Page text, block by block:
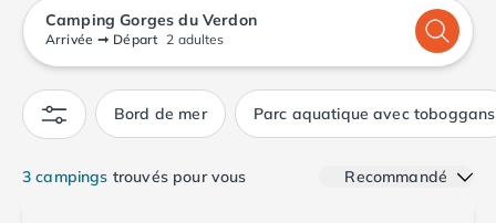
Camping Manche
Camping Mont Saint Michel
Camping Bretagne
Camping Côtes d'Armor
Camping Erquy
Camping Saint-Cast-le-Guildo
Camping Finistère
Camping Gorges du Verdon
Arrivée ➞ Départ 2 adultes
Bord de mer Parc aquatique avec toboggans
3 campings trouvés pour vous Recommandé